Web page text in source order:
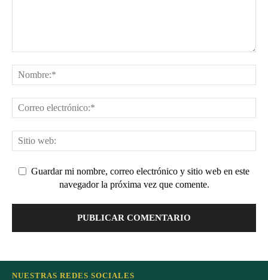
Guardar mi nombre, correo electrónico y sitio web en este
navegador la próxima vez que comente.
NUESTRAS REDES SOCIALES